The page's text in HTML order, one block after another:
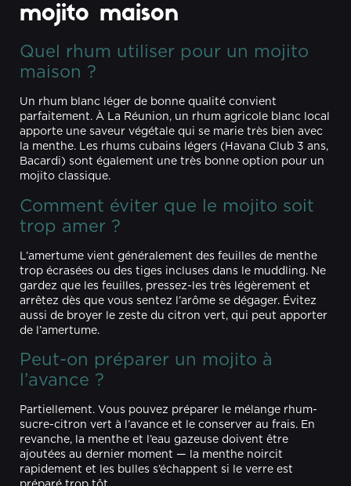
mojito maison
Quel rhum utiliser pour un mojito
maison ?
Un rhum blanc léger de bonne qualité convient
parfaitement. À La Réunion, un rhum agricole blanc local
apporte une saveur végétale qui se marie très bien avec
la menthe. Les rhums cubains légers (Havana Club 3 ans,
Bacardi) sont également une très bonne option pour un
mojito classique.
Comment éviter que le mojito soit
trop amer ?
L’amertume vient généralement des feuilles de menthe
trop écrasées ou des tiges incluses dans le muddling. Ne
gardez que les feuilles, pressez-les très légèrement et
arrêtez dès que vous sentez l’arôme se dégager. Évitez
aussi de broyer le zeste du citron vert, qui peut apporter
de l’amertume.
Peut-on préparer un mojito à
l’avance ?
Partiellement. Vous pouvez préparer le mélange rhum-
sucre-citron vert à l’avance et le conserver au frais. En
revanche, la menthe et l’eau gazeuse doivent être
ajoutées au dernier moment — la menthe noircit
rapidement et les bulles s’échappent si le verre est